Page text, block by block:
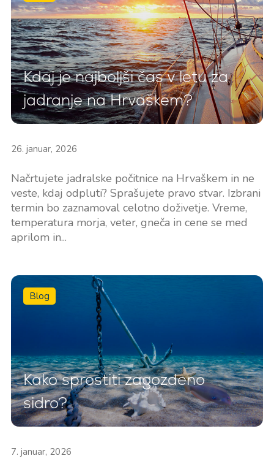
Kdaj je najboljši čas v letu za
jadranje na Hrvaškem?
26. januar, 2026
Načrtujete jadralske počitnice na Hrvaškem in ne
veste, kdaj odpluti? Sprašujete pravo stvar. Izbrani
termin bo zaznamoval celotno doživetje. Vreme,
temperatura morja, veter, gneča in cene se med
aprilom in...
Blog
Kako sprostiti zagozdeno
sidro?
7. januar, 2026